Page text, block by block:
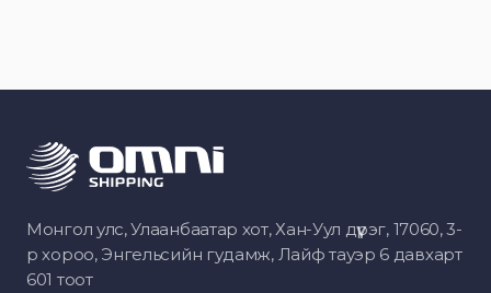
Монгол улс, Улаанбаатар хот, Хан-Уул дүүрэг, 17060, 3-
р хороо, Энгельсийн гудамж, Лайф тауэр 6 давхарт
601 тоот